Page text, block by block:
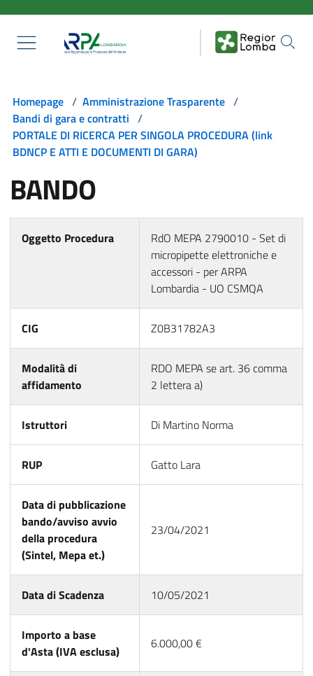
Homepage / Amministrazione Trasparente /
Bandi di gara e contratti /
PORTALE DI RICERCA PER SINGOLA PROCEDURA (link
BDNCP E ATTI E DOCUMENTI DI GARA)
BANDO
Oggetto Procedura
RdO MEPA 2790010 - Set di
micropipette elettroniche e
accessori - per ARPA
Lombardia - UO CSMQA
CIG Z0B31782A3
Modalità di
affidamento
RDO MEPA se art. 36 comma
2 lettera a)
Istruttori Di Martino Norma
RUP Gatto Lara
Data di pubblicazione
bando/avviso avvio
della procedura
(Sintel, Mepa et.)
23/04/2021
Data di Scadenza 10/05/2021
Importo a base
d'Asta (IVA esclusa)
6.000,00 €